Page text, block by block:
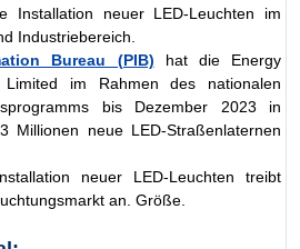
Installation neuer LED-Leuchten im
Industriebereich.
Bureau (PIB) hat die Energy
Limited im Rahmen des nationalen
bis Dezember 2023 in
Millionen neue LED-Straßenlaternen
neuer LED-Leuchten treibt
an. Größe.